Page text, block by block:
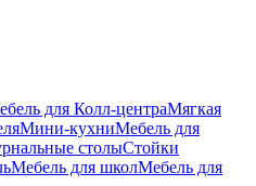
для Колл-центраМягкая
Мини-кухниМебель для
столыСтойки
Мебель для школМебель для